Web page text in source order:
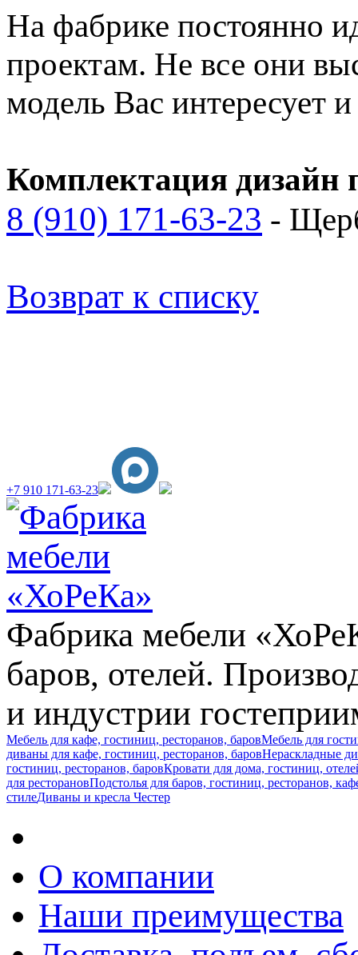
На фабрике постоянно
проектам. Не все они
модель Вас
Комплектация дизайн
8 (910) 171-63-23 -
Возврат к списку
+7 910 171-63-23
Фабрика мебели
баров, отелей.
и индустрии
Мебель для кафе, гостиниц, ресторанов, баровМебель для
диваны для кафе, гостиниц, ресторанов, баровНераскладные
гостиниц, ресторанов, баровКровати для дома, гостиниц,
для ресторановПодстолья для баров, гостиниц, ресторанов,
стилеДиваны и кресла Честер
О компании
Наши преимущества